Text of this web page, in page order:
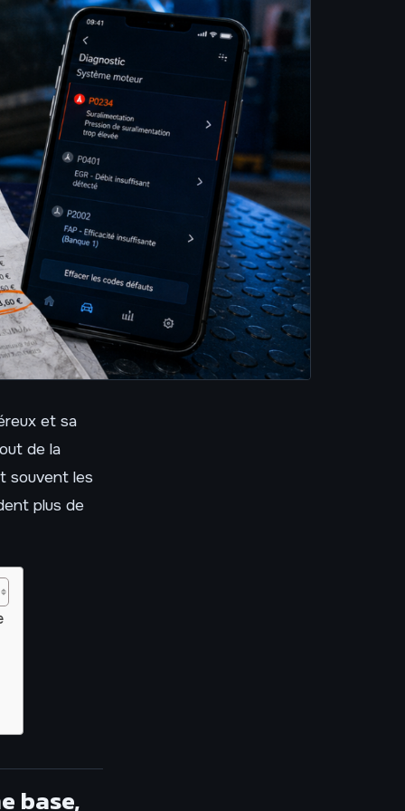
et sa
de la
souvent les
plus de
base,